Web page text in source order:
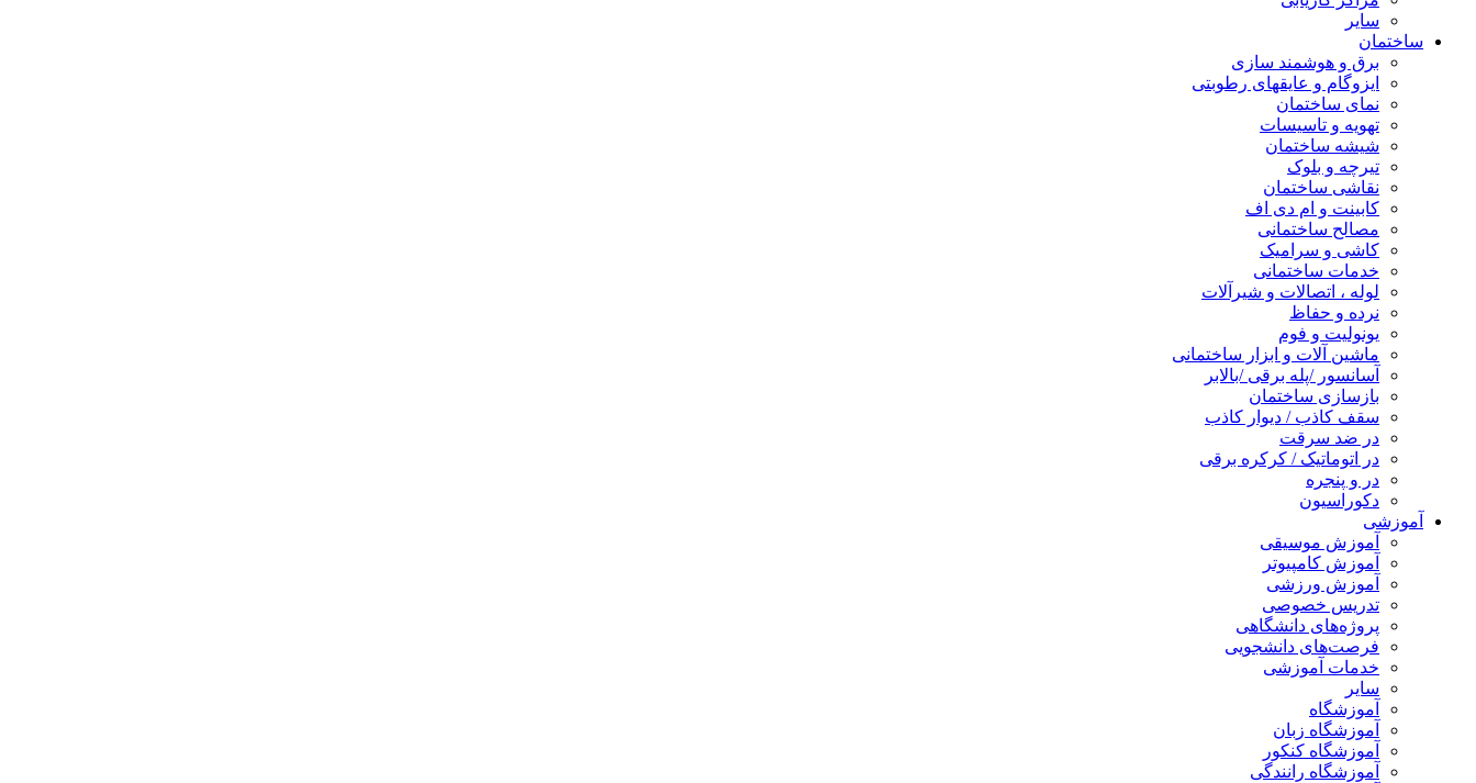
سایر
ساختمان
برق و هوشمند سازی
ایزوگام و عایقهای رطوبتی
نمای ساختمان
تهویه و تاسیسات
شیشه ساختمان
تیرچه و بلوک
نقاشی ساختمان
کابینت و ام دی اف
مصالح ساختمانی
کاشی و سرامیک
خدمات ساختمانی
لوله ، اتصالات و شیرآلات
نرده و حفاظ
یونولیت و فوم
ماشین آلات و ابزار ساختمانی
آسانسور /پله برقی /بالابر
بازسازی ساختمان
سقف کاذب / دیوار کاذب
در ضد سرقت
در اتوماتیک / کرکره برقی
در و پنجره
دکوراسیون
آموزشی
آموزش موسیقی
آموزش کامپیوتر
آموزش ورزشی
تدریس خصوصی
پروژه‌های دانشگاهی
فرصت‌های دانشجویی
خدمات آموزشی
سایر
آموزشگاه
آموزشگاه زبان
آموزشگاه کنکور
آموزشگاه رانندگی